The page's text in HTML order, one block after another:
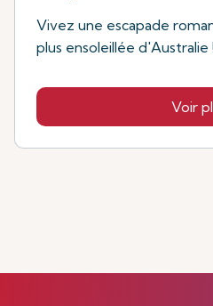
Vivez une escapade
plus ensoleillée d'Australie !
Voir